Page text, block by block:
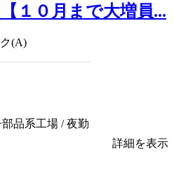
１０月まで大増員...
(A)
品系工場 / 夜勤
詳細を表示